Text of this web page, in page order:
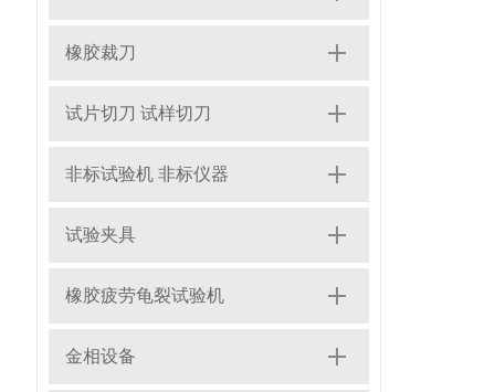
橡胶裁刀
试片切刀 试样切刀
非标试验机 非标仪器
试验夹具
橡胶疲劳龟裂试验机
金相设备